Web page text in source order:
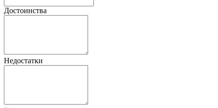
Достоинства
Недостатки